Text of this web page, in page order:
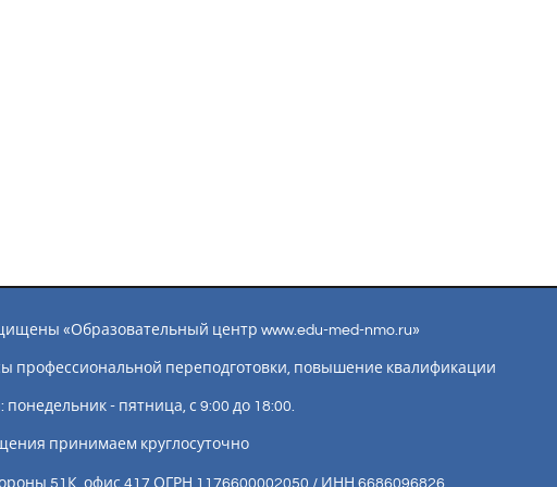
«Образовательный центр www.edu-med-nmo.ru»
профессиональной переподготовки, повышение квалификации
- пятница, с 9:00 до 18:00.
принимаем круглосуточно
51К, офис 417 ОГРН 1176600002050 / ИНН 6686096826